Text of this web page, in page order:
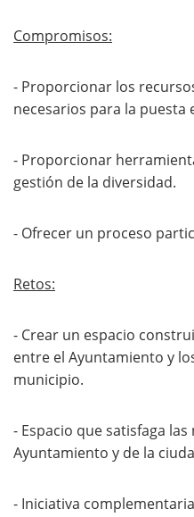
Compromisos:
- Proporcionar los
necesarios para la puesta
- Proporcionar
gestión de la diversidad.
- Ofrecer un proceso
Retos:
- Crear un espacio
entre el Ayuntamiento y
municipio.
- Espacio que satisfaga
Ayuntamiento y de la
- Iniciativa